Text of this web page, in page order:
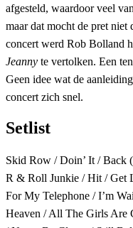
afgesteld, waardoor veel
maar dat mocht de pret
concert werd Rob Bolland
Jeanny te vertolken. Een
Geen idee wat de
concert zich snel.
Setlist
Skid Row / Doin’ It / Back
R & Roll Junkie / Hit / Get
For My Telephone / I’m
Heaven / All The Girls Are